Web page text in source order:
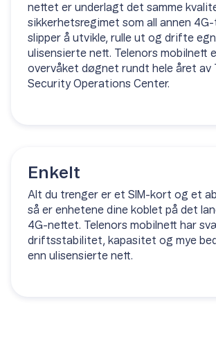
nettet er underlagt det samme
sikkerhetsregimet som all annen 4G-
slipper å utvikle, rulle ut og drifte
ulisensierte nett. Telenors mobilnett
overvåket døgnet rundt hele året av
Security Operations Center.
Enkelt
Alt du trenger er et SIM-kort og et
så er enhetene dine koblet på det
4G-nettet. Telenors mobilnett har
driftsstabilitet, kapasitet og mye
enn ulisensierte nett.